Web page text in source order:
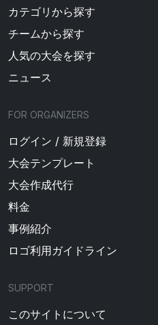
カテゴリから探す
チームから探す
人気の大会を探す
ニュース
FOR ORGANIZERS
ログイン / 新規登録
大会テンプレート
大会作成代行
料金
事例紹介
ロゴ利用ガイドライン
SUPPORT
このサイトについて